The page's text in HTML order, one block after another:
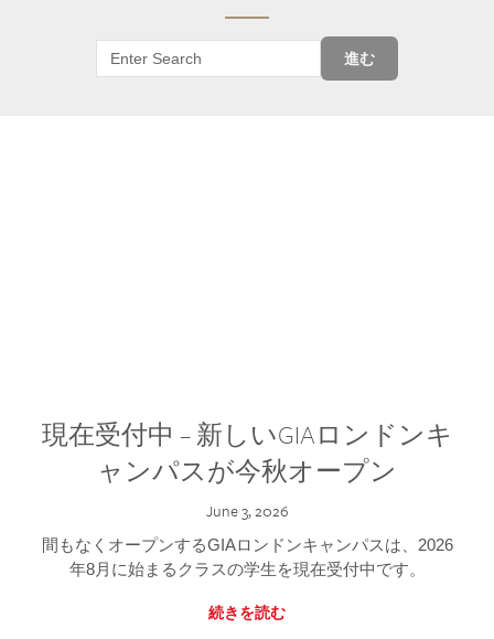
進む
現在受付中 – 新しいGIAロンドンキ
ャンパスが今秋オープン
June 3, 2026
間もなくオープンするGIAロンドンキャンパスは、2026
年8月に始まるクラスの学生を現在受付中です。
続きを読む